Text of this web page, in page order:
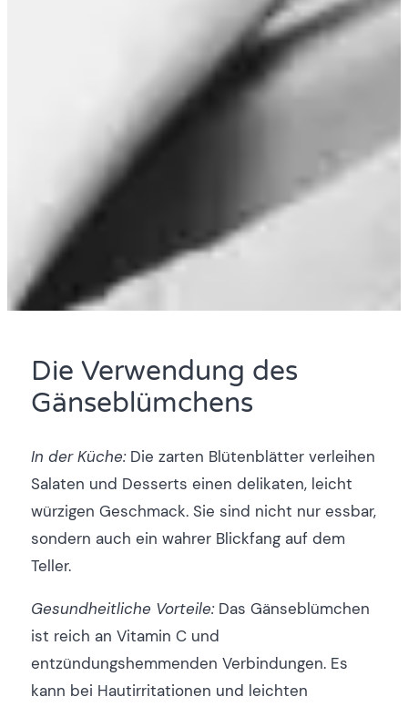
Die Verwendung des
Gänseblümchens
In der Küche:Die zarten Blütenblätter verleihen
Salaten und Desserts einen delikaten, leicht
würzigen Geschmack. Sie sind nicht nur essbar,
sondern auch ein wahrer Blickfang auf dem
Teller.
Gesundheitliche Vorteile:Das Gänseblümchen
ist reich an Vitamin C und
entzündungshemmenden Verbindungen. Es
kann bei Hautirritationen und leichten